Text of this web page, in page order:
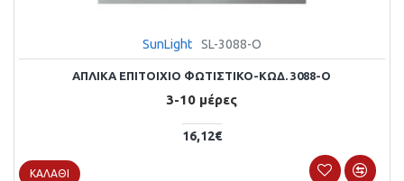
SunLight SL-3088-O
ΑΠΛΙΚΑ ΕΠΙΤΟΙΧΙΟ ΦΩΤΙΣΤΙΚΟ-ΚΩΔ. 3088-O
3-10 μέρες
16,12€
ΚΑΛΆΘΙ